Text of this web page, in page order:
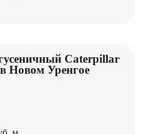
Caterpillar
Новом Уренгое